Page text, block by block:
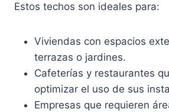
Estos techos son ideales para:
Viviendas con espacios
terrazas o jardines.
Cafeterías y restaurantes
optimizar el uso de sus
Empresas que requieren